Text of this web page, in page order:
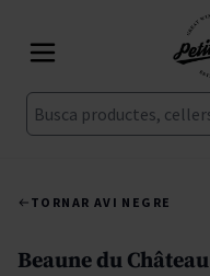
Cerca
TORNAR AVI NEGRE
Beaune du